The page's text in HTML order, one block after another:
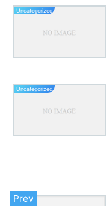
Uncategorized
Uncategorized